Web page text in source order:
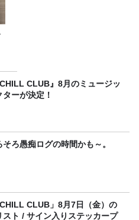
CHILL CLUB』8月のミュージッ
ターが決定！
ろ愚痴ログの時間かも～。
CHILL CLUB」8月7日（金）の
スト / サイン入りステッカープ